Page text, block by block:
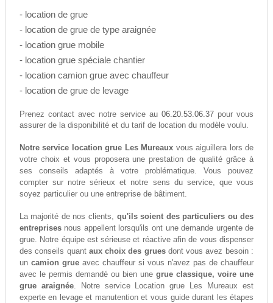
- location de grue
- location de grue de type araignée
- location grue mobile
- location grue spéciale chantier
- location camion grue avec chauffeur
- location de grue de levage
Prenez contact avec notre service au06.20.53.06.37 pour vous
assurer de la disponibilité et du tarif de location du modèle voulu.
Notre service location grue Les Mureaux vous aiguillera lors de
votre choix et vous proposera une prestation de qualité grâce à
ses conseils adaptés à votre problématique. Vous pouvez
compter sur notre sérieux et notre sens du service, que vous
soyez particulier ou une entreprise de bâtiment.
La majorité de nos clients, qu'ils soient des particuliers ou des
entreprisesnous appellent lorsqu'ils ont une demande urgente de
grue. Notre équipe est sérieuse et réactive afin de vous dispenser
des conseils quant aux choix des gruesdont vous avez besoin :
un camion grueavec chauffeur si vous n'avez pas de chauffeur
avec le permis demandé ou bien unegrue classique, voire une
grue araignée. Notre service Location grue Les Mureaux est
experte en levage et manutention et vous guide durant les étapes